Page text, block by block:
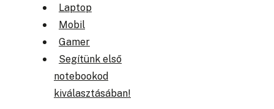
Laptop
Mobil
Gamer
Segítünk első
notebookod
kiválasztásában!